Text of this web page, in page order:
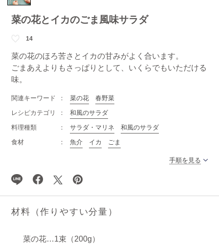
菜の花とイカのごま風味サラダ
14
菜の花のほろ苦さとイカの甘みがよく合います。
ごまあえよりもさっぱりとして、いくらでもいただける
味。
関連キーワード 菜の花
春野菜
レシピカテゴリ
和風のサラダ
料理種類
サラダ・マリネ
和風のサラダ
食材
魚介 イカ ごま
手順を見る
材料（作りやすい分量）
菜の花…1束（200g）